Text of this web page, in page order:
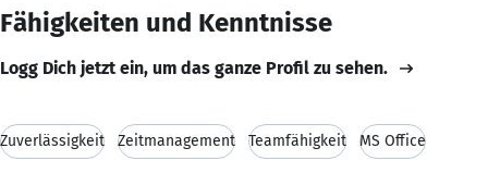
Fähigkeiten und Kenntnisse
Logg Dich jetzt ein, um das ganze Profil zu sehen.
Zuverlässigkeit Zeitmanagement Teamfähigkeit MS Office